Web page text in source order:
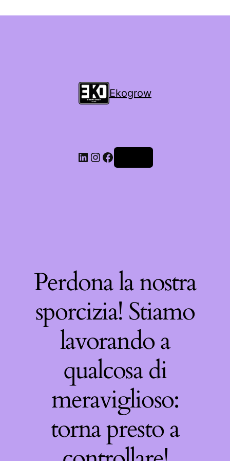
Ekogrow
Perdona la nostra
sporcizia! Stiamo
lavorando a
qualcosa di
meraviglioso:
torna presto a